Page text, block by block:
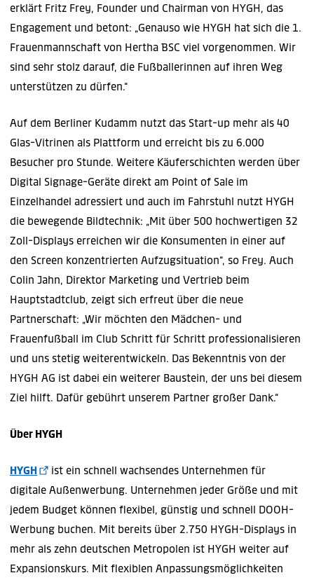
erklärt Fritz Frey, Founder und Chairman von HYGH, das
Engagement und betont: „Genauso wie HYGH hat sich die 1.
Frauenmannschaft von Hertha BSC viel vorgenommen. Wir
sind sehr stolz darauf, die Fußballerinnen auf ihren Weg
unterstützen zu dürfen.“
Auf dem Berliner Kudamm nutzt das Start-up mehr als 40
Glas-Vitrinen als Plattform und erreicht bis zu 6.000
Besucher pro Stunde. Weitere Käuferschichten werden über
Digital Signage-Geräte direkt am Point of Sale im
Einzelhandel adressiert und auch im Fahrstuhl nutzt HYGH
die bewegende Bildtechnik: „Mit über 500 hochwertigen 32
Zoll-Displays erreichen wir die Konsumenten in einer auf
den Screen konzentrierten Aufzugsituation“, so Frey. Auch
Colin Jahn, Direktor Marketing und Vertrieb beim
Hauptstadtclub, zeigt sich erfreut über die neue
Partnerschaft: „Wir möchten den Mädchen- und
Frauenfußball im Club Schritt für Schritt professionalisieren
und uns stetig weiterentwickeln. Das Bekenntnis von der
HYGH AG ist dabei ein weiterer Baustein, der uns bei diesem
Ziel hilft. Dafür gebührt unserem Partner großer Dank.“
Über HYGH
HYGH
ist ein schnell wachsendes Unternehmen für
digitale Außenwerbung. Unternehmen jeder Größe und mit
jedem Budget können flexibel, günstig und schnell DOOH-
Werbung buchen. Mit bereits über 2.750 HYGH-Displays in
mehr als zehn deutschen Metropolen ist HYGH weiter auf
Expansionskurs. Mit flexiblen Anpassungsmöglichkeiten